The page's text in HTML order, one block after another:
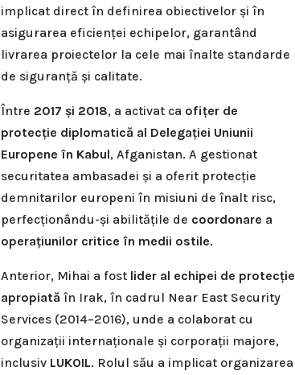
implicat direct în definirea obiectivelor și în
asigurarea eficienței echipelor, garantând
livrarea proiectelor la cele mai înalte standarde
de siguranță și calitate.
Între 2017 și 2018, a activat ca ofițer de
protecție diplomatică al Delegației Uniunii
Europene în Kabul, Afganistan. A gestionat
securitatea ambasadei și a oferit protecție
demnitarilor europeni în misiuni de înalt risc,
perfecționându-și abilitățile de coordonare a
operațiunilor critice în medii ostile.
Anterior, Mihai a fost lider al echipei de protecție
apropiată în Irak, în cadrul Near East Security
Services (2014–2016), unde a colaborat cu
organizații internaționale și corporații majore,
inclusiv LUKOIL. Rolul său a implicat organizarea